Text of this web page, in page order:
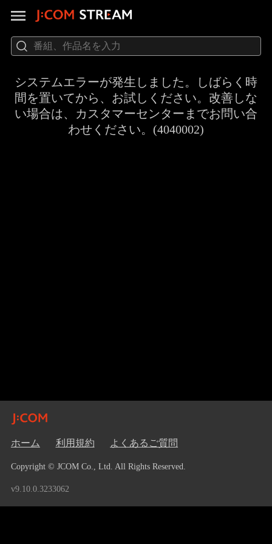
システムエラーが発生しました。しばらく時
間を置いてから、お試しください。改善しな
い場合は、カスタマーセンターまでお問い合
わせください。(4040002)
ホーム 利用規約 よくあるご質問
Copyright © JCOM Co., Ltd. All Rights Reserved.
v9.10.0.3233062